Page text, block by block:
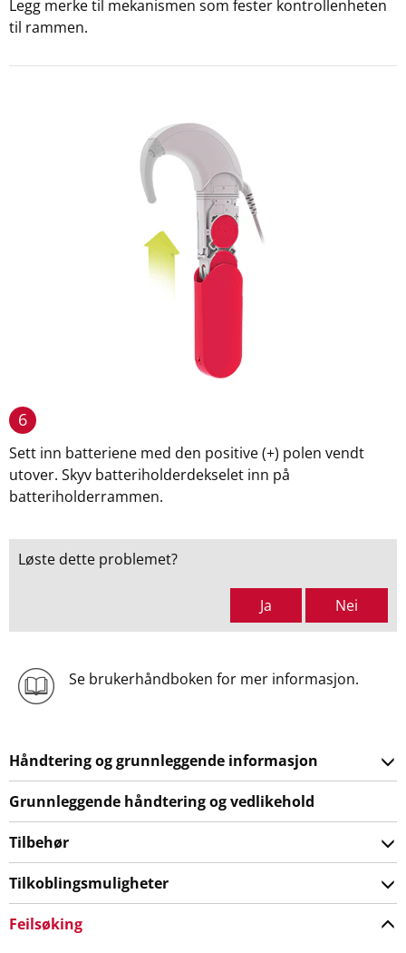
Legg merke til mekanismen som fester kontrollenheten
til rammen.
6
Sett inn batteriene med den positive (+) polen vendt
utover. Skyv batteriholderdekselet inn på
batteriholderrammen.
Løste dette problemet?
Ja Nei
Se brukerhåndboken for mer informasjon.
Håndtering og grunnleggende informasjon
Grunnleggende håndtering og vedlikehold
Tilbehør
Tilkoblingsmuligheter
Feilsøking